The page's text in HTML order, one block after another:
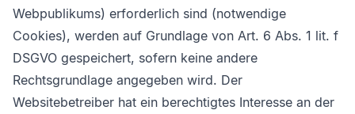
Webpublikums) erforderlich sind (notwendige
Cookies), werden auf Grundlage von Art. 6 Abs. 1 lit. f
DSGVO gespeichert, sofern keine andere
Rechtsgrundlage angegeben wird. Der
Websitebetreiber hat ein berechtigtes Interesse an der